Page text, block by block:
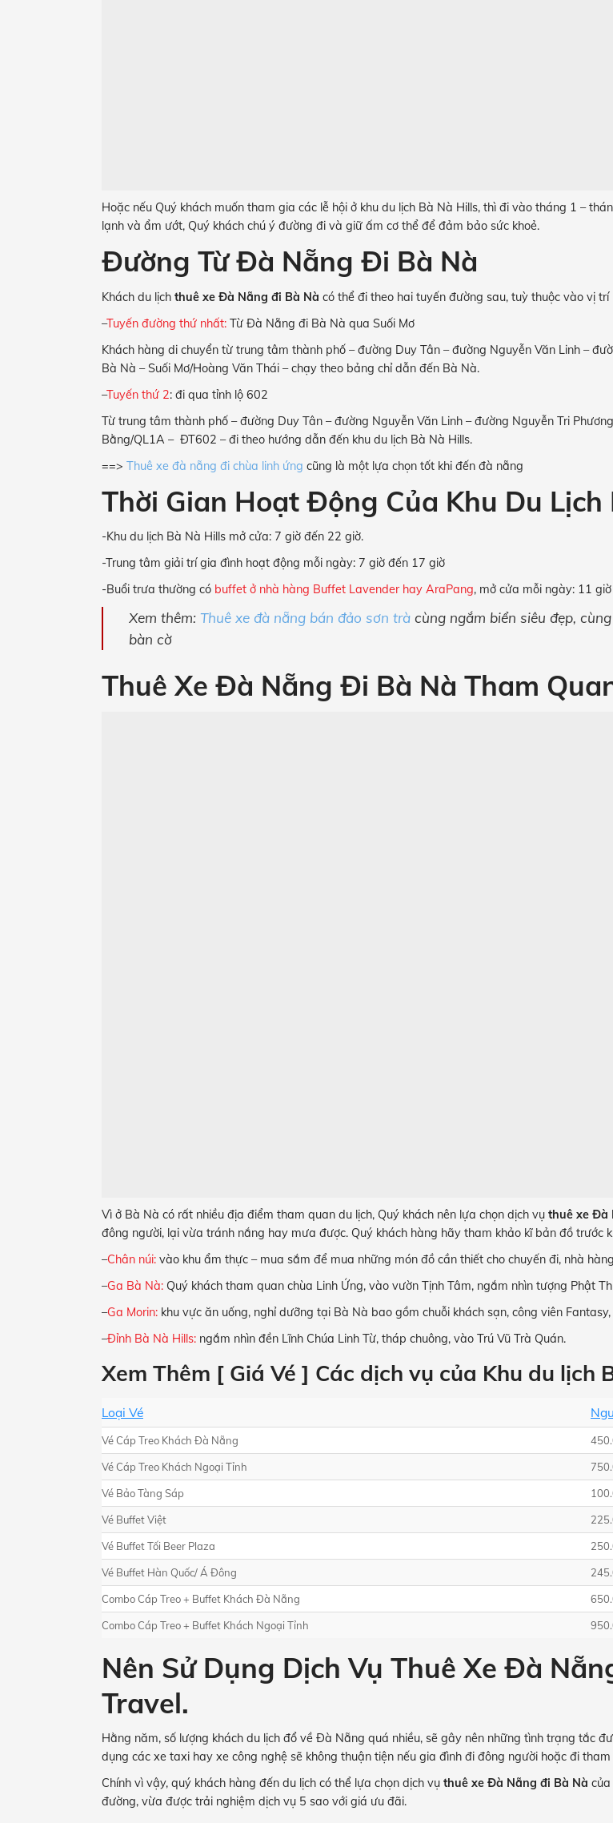
Hoặc nếu Quý khách muốn tham gia các lễ hội ở khu du lịch Bà Nà Hills, thì đi vào tháng 1 –
lạnh và ẩm ướt, Quý khách chú ý đường đi và giữ ấm cơ thể để đảm bảo sức khoẻ.
Đường Từ Đà Nẵng Đi Bà Nà
Khách du lịch thuê xe Đà Nẵng đi Bà Nà có thể đi theo hai tuyến đường sau, tuỳ thuộc vào vị
–Tuyến đường thứ nhất: Từ Đà Nẵng đi Bà Nà qua Suối Mơ
Khách hàng di chuyển từ trung tâm thành phố – đường Duy Tân – đường Nguyễn Văn Linh –
Bà Nà – Suối Mơ/Hoàng Văn Thái – chạy theo bảng chỉ dẫn đến Bà Nà.
–Tuyến thứ 2: đi qua tỉnh lộ 602
Từ trung tâm thành phố – đường Duy Tân – đường Nguyễn Văn Linh – đường Nguyễn Tri
Bằng/QL1A – ĐT602 – đi theo hướng dẫn đến khu du lịch Bà Nà Hills.
==> Thuê xe đà nẵng đi chùa linh ứng cũng là một lựa chọn tốt khi đến đà nẵng
Thời Gian Hoạt Động Của Khu Du Lịch
-Khu du lịch Bà Nà Hills mở cửa: 7 giờ đến 22 giờ.
-Trung tâm giải trí gia đình hoạt động mỗi ngày: 7 giờ đến 17 giờ
-Buổi trưa thường có buffet ở nhà hàng Buffet Lavender hay AraPang, mở cửa mỗi ngày: 11
Xem thêm:Thuê xe đà nẵng bán đảo sơn trà cùng ngắm biển siêu đẹp,
bàn cờ
Thuê Xe Đà Nẵng Đi Bà Nà Tham
Vì ở Bà Nà có rất nhiều địa điểm tham quan du lịch, Quý khách nên lựa chọn dịch vụ thuê xe Đà
đông người, lại vừa tránh nắng hay mưa được. Quý khách hàng hãy tham khảo kĩ bản đồ trước
–Chân núi: vào khu ẩm thực – mua sắm để mua những món đồ cần thiết cho chuyến đi, nhà
–Ga Bà Nà: Quý khách tham quan chùa Linh Ứng, vào vườn Tịnh Tâm, ngắm nhìn tượng Phật
–Ga Morin: khu vực ăn uống, nghỉ dưỡng tại Bà Nà bao gồm chuỗi khách sạn, công viên
–Đỉnh Bà Nà Hills: ngắm nhìn đền Lĩnh Chúa Linh Từ, tháp chuông, vào Trú Vũ Trà Quán.
Xem Thêm [ Giá Vé ] Các dịch vụ của Khu du lịch
Loại Vé
Vé Cáp Treo Khách Đà Nẵng
Vé Cáp Treo Khách Ngoại Tỉnh
Vé Bảo Tàng Sáp
Vé Buffet Việt
Vé Buffet Tối Beer Plaza
Vé Buffet Hàn Quốc/ Á Đông
Combo Cáp Treo + Buffet Khách Đà Nẵng
Combo Cáp Treo + Buffet Khách Ngoại Tỉnh
Nên Sử Dụng Dịch Vụ Thuê Xe Đà
Travel.
Hằng năm, số lượng khách du lịch đổ về Đà Nẵng quá nhiều, sẽ gây nên những tình trạng tắc
dụng các xe taxi hay xe công nghệ sẽ không thuận tiện nếu gia đình đi đông người hoặc đi tham
Chính vì vậy, quý khách hàng đến du lịch có thể lựa chọn dịch vụ thuê xe Đà Nẵng đi Bà Nà
đường, vừa được trải nghiệm dịch vụ 5 sao với giá ưu đãi.